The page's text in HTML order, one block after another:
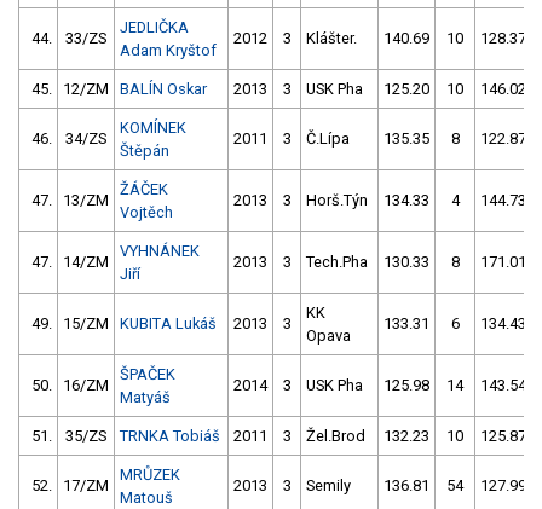
44. 33/ZS
JEDLIČKA
Adam Kryštof
2012 3 Klášter. 140.69 10 128.37
45. 12/ZM BALÍN Oskar 2013 3 USK Pha 125.20 10 146.02
46. 34/ZS
KOMÍNEK
Štěpán
2011 3 Č.Lípa 135.35 8 122.87
47. 13/ZM
ŽÁČEK
Vojtěch
2013 3 Horš.Týn 134.33 4 144.73
47. 14/ZM
VYHNÁNEK
Jiří
2013 3 Tech.Pha 130.33 8 171.01
49. 15/ZM KUBITA Lukáš 2013 3
KK
Opava
133.31 6 134.43
50. 16/ZM
ŠPAČEK
Matyáš
2014 3 USK Pha 125.98 14 143.54
51. 35/ZS TRNKA Tobiáš 2011 3 Žel.Brod 132.23 10 125.87
52. 17/ZM
MRŮZEK
Matouš
2013 3 Semily 136.81 54 127.99